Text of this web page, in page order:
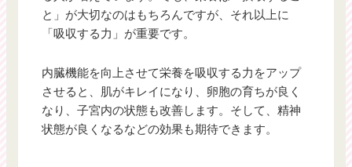
と」が大切なのはもちろんですが、それ以上に
「吸収する力」が重要です。
内臓機能を向上させて栄養を吸収する力をアップ
させると、肌がキレイになり、卵胞の育ちが良く
なり、子宮内の状態も改善します。そして、精神
状態が良くなるなどの効果も期待できます。